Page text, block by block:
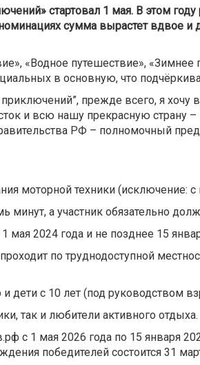
стартовал 1 мая. В этом
сумма вырастет вдвое и
«Водное путешествие», «Зимнее
в основную, что
прежде всего, я хочу
и всю нашу прекрасную
РФ – полномочный
моторной техники (исключение:
а участник обязательно
2024 года и не позднее 15
по труднодоступной
дети с 10 лет (под руководством
так и любители активного отдыха.
с 1 мая 2026 года по 15 января
победителей состоится 31